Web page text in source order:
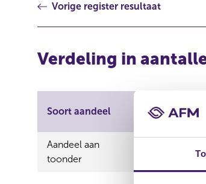
Vorige register resultaat
Verdeling in
Soort aandeel
Aantal
aandelen
Aandeel aan
toonder